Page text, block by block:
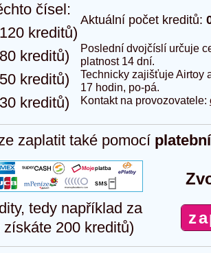
čísel:
kreditů)
kreditů)
kreditů)
kreditů)
Aktuální počet kreditů:
Poslední dvojčíslí určuje
platnost 14 dní.
Technicky zajišťuje Airtoy
17 hodin, po-pá.
Kontakt na provozovatele:
zaplatit také pomocí
tedy například za
200 kreditů)